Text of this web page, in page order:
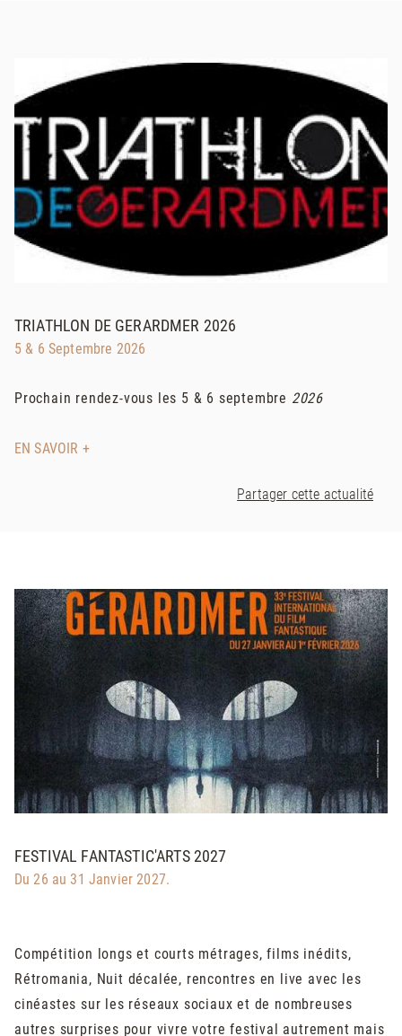
TRIATHLON DE GERARDMER 2026
5 & 6 Septembre 2026
Prochain rendez-vous les 5 & 6 septembre 2026
EN SAVOIR +
Partager cette actualité
FESTIVAL FANTASTIC'ARTS 2027
Du 26 au 31 Janvier 2027.
Compétition longs et courts métrages, films inédits,
Rétromania, Nuit décalée, rencontres en live avec les
cinéastes sur les réseaux sociaux et de nombreuses
autres surprises pour vivre votre festival autrement mais